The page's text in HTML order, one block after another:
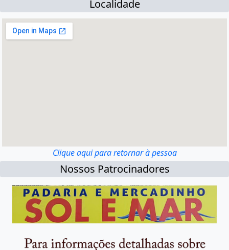
Localidade
Clique aqui para retornar à pessoa
Nossos Patrocinadores